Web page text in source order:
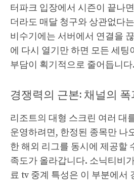
터파크 입장에서 시즌이 끝나
더라도 매달 청구와 상관없다
비수기에는 서버에서 연결을
에 다시 열기만 하면 모든 세팅
부담이 획기적으로 줄어듭니다.
경쟁력의 근본: 채널의
리조트의 대형 스크린 여러 대
운영하려면, 한정된 종목만 나
한 해외 리그를 동시에 제공할
족도가 올라갑니다. 소닉티비
료 tv 중계 특성은 이 부분에서